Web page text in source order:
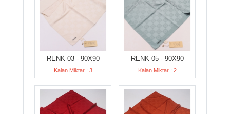
RENK-03 - 90X90
Kalan Miktar : 3
RENK-05 - 90X90
Kalan Miktar : 2